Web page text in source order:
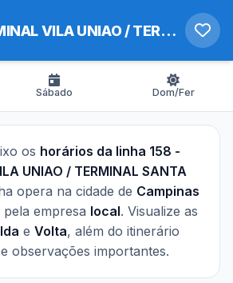
TERMINAL VILA UNIAO / TERMINAL SANTA LUCIA
Sábado Dom/Fer
os horários da linha 158 -
UNIAO / TERMINAL SANTA
opera na cidade de Campinas
empresa local. Visualize as
Ida e Volta, além do itinerário
observações importantes.